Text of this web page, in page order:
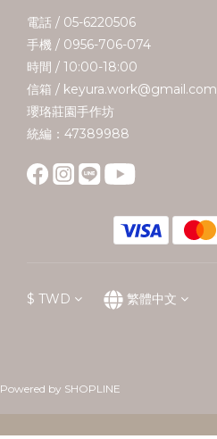
電話 / 05-6220506
手機 / 0956-706-074
時間 / 10:00-18:00
信箱 / keyura.work@gmail.com
瓔珞莊園手作坊
統編：47389988
$ TWD 繁體中文
Powered by SHOPLINE